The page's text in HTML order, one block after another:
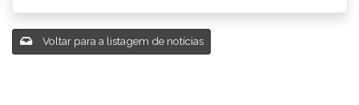
Voltar para a listagem de notícias